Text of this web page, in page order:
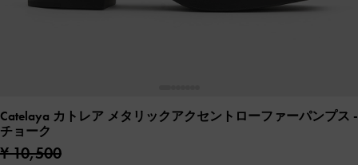
Catelaya カトレア メタリックアクセントローファーパンプス -
チョーク
¥ 10,500